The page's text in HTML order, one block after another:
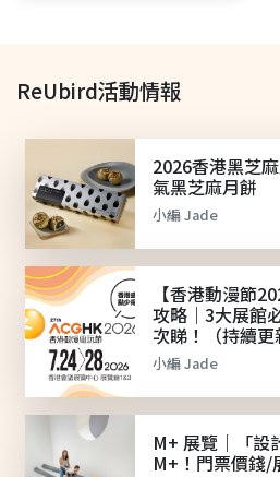
ReUbird活動情報
2026香港黑芝
氣黑芝麻月餅
小編 Jade
【香港動漫節
攻略｜3大展館
次睇！（持續更
小編 Jade
M+ 展覽｜「設
M+！門票價錢/